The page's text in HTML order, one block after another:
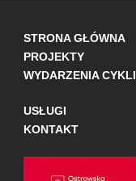
STRONA GŁÓWNA
PROJEKTY
WYDARZENIA
USŁUGI
KONTAKT